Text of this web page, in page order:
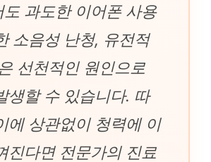
도 과도한 이어폰 사용
소음성 난청, 유전적
선천적인 원인으로
생할 수 있습니다. 따
에 상관없이 청력에 이
진다면 전문가의 진료